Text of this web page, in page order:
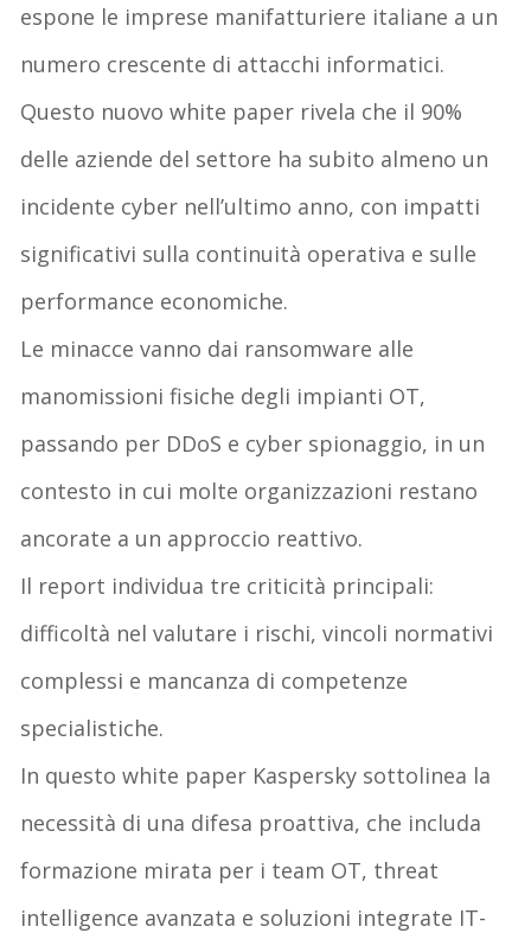
espone le imprese manifatturiere italiane a un
numero crescente di attacchi informatici.
Questo nuovo white paper rivela che il 90%
delle aziende del settore ha subito almeno un
incidente cyber nell’ultimo anno, con impatti
significativi sulla continuità operativa e sulle
performance economiche.
Le minacce vanno dai ransomware alle
manomissioni fisiche degli impianti OT,
passando per DDoS e cyber spionaggio, in un
contesto in cui molte organizzazioni restano
ancorate a un approccio reattivo.
Il report individua tre criticità principali:
difficoltà nel valutare i rischi, vincoli normativi
complessi e mancanza di competenze
specialistiche.
In questo white paper Kaspersky sottolinea la
necessità di una difesa proattiva, che includa
formazione mirata per i team OT, threat
intelligence avanzata e soluzioni integrate IT-